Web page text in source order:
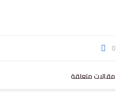
0
مقالات متعلقة